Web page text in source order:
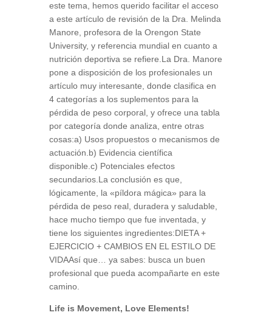
este tema, hemos querido facilitar el acceso
a este artículo de revisión de la Dra. Melinda
Manore, profesora de la Orengon State
University, y referencia mundial en cuanto a
nutrición deportiva se refiere.La Dra. Manore
pone a disposición de los profesionales un
artículo muy interesante, donde clasifica en
4 categorías a los suplementos para la
pérdida de peso corporal, y ofrece una tabla
por categoría donde analiza, entre otras
cosas:a) Usos propuestos o mecanismos de
actuación.b) Evidencia científica
disponible.c) Potenciales efectos
secundarios.La conclusión es que,
lógicamente, la «píldora mágica» para la
pérdida de peso real, duradera y saludable,
hace mucho tiempo que fue inventada, y
tiene los siguientes ingredientes:DIETA +
EJERCICIO + CAMBIOS EN EL ESTILO DE
VIDAAsí que… ya sabes: busca un buen
profesional que pueda acompañarte en este
camino.
Life is Movement, Love Elements!